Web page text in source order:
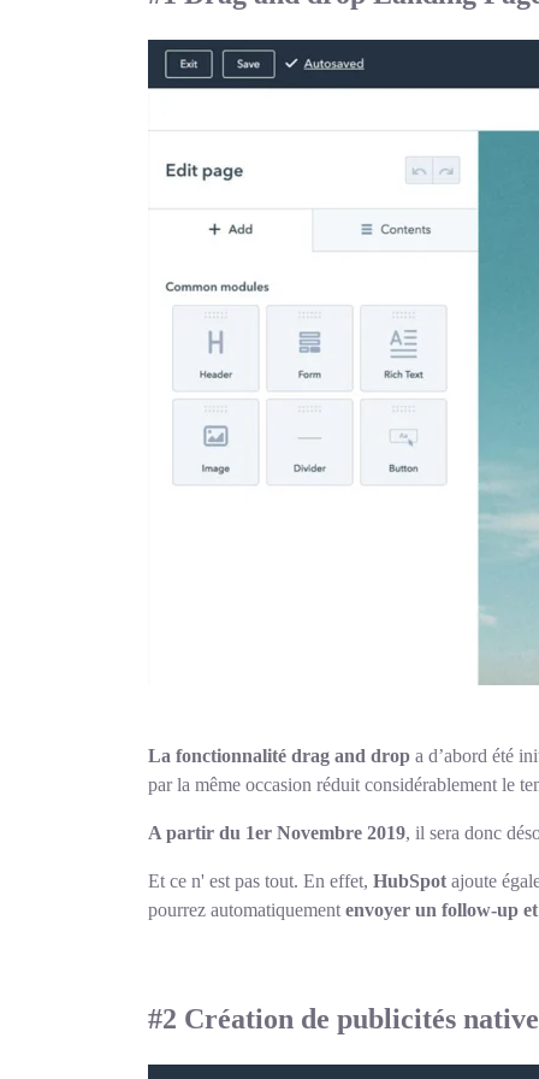
La fonctionnalité drag and drop a d’abord été
par la même occasion réduit considérablement le
A partir du 1er Novembre 2019, il sera donc
Et ce n' est pas tout. En effet,HubSpot ajoute
pourrez automatiquementenvoyer un follow-up
#2 Création de publicités